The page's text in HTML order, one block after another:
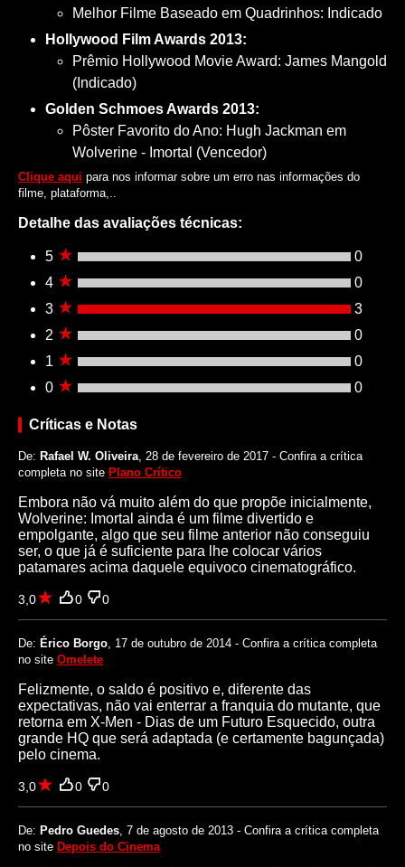
Melhor Filme Baseado em Quadrinhos: Indicado
Hollywood Film Awards 2013:
Prêmio Hollywood Movie Award: James Mangold
(Indicado)
Golden Schmoes Awards 2013:
Pôster Favorito do Ano: Hugh Jackman em
Wolverine - Imortal (Vencedor)
Clique aqui para nos informar sobre um erro nas informações do
filme, plataforma,..
Detalhe das avaliações técnicas:
5
0
4
0
3
3
2
0
1
0
0
0
Críticas e Notas
De: Rafael W. Oliveira , 28 de fevereiro de 2017 - Confira a crítica
completa no site Plano Crítico
Embora não vá muito além do que propõe inicialmente,
Wolverine: Imortal ainda é um filme divertido e
empolgante, algo que seu filme anterior não conseguiu
ser, o que já é suficiente para lhe colocar vários
patamares acima daquele equivoco cinematográfico.
3,0 0 0
De: Érico Borgo , 17 de outubro de 2014 - Confira a crítica completa
no site Omelete
Felizmente, o saldo é positivo e, diferente das
expectativas, não vai enterrar a franquia do mutante, que
retorna em X-Men - Dias de um Futuro Esquecido, outra
grande HQ que será adaptada (e certamente bagunçada)
pelo cinema.
3,0 0 0
De: Pedro Guedes , 7 de agosto de 2013 - Confira a crítica completa
no site Depois do Cinema